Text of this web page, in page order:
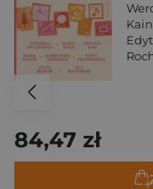
Kain
84,47 zł